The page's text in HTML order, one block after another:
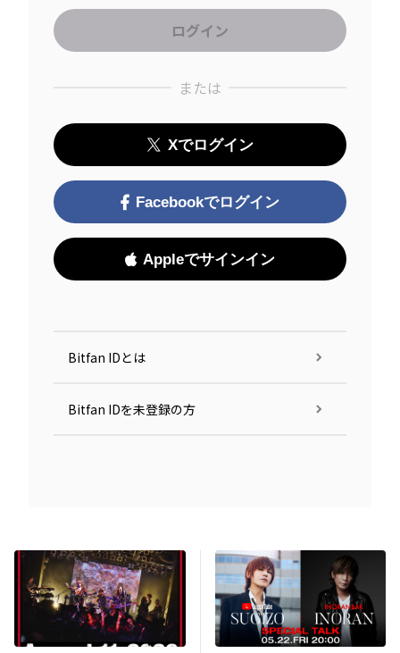
または
Xでログイン
Facebookでログイン
Appleでサインイン
Bitfan IDとは
Bitfan IDを未登録の方